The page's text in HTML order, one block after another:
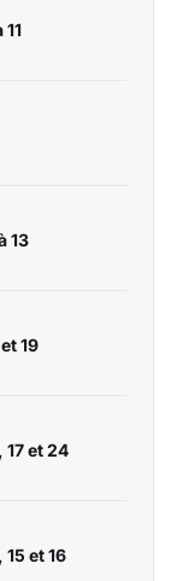
13
19
et 24
et 16